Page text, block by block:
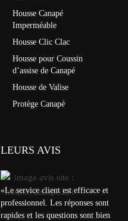
Housse Canapé
Imperméable
Housse Clic Clac
Housse pour Coussin
d’assise de Canapé
Housse de Valise
Protège Canapé
LEURS AVIS
«Le service client est efficace et
professionnel. Les réponses sont
rapides et les questions sont bien